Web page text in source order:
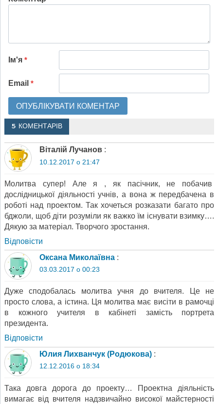
Ім'я *
Email *
5 КОМЕНТАРІВ
Віталій Лучанов :
10.12.2017 о 21:47
Молитва супер! Але я , як пасічник, не побачив
дослідницької діяльності учнів, а вона ж передбачена в
роботі над проектом. Так хочеться розказати багато про
бджоли, щоб діти розуміли як важко їм існувати взимку….
Дякую за матеріал. Творчого зростання.
Відповіcти
Оксана Миколаївна :
03.03.2017 о 00:23
Дуже сподобалась молитва учня до вчителя. Це не
просто слова, а істина. Ця молитва має висіти в рамочці
в кожного учителя в кабінеті замість портрета
президента.
Відповіcти
Юлия Лихванчук (Родюкова) :
12.12.2016 о 18:34
Така довга дорога до проекту… Проектна діяльність
вимагає від вчителя надзвичайно високої майстерності